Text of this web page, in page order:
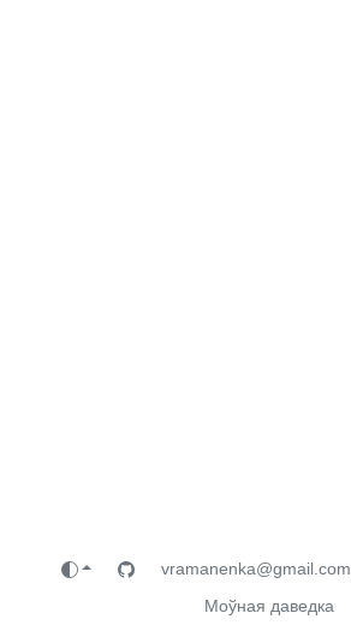
vramanenka@gmail.com
Моўная даведка